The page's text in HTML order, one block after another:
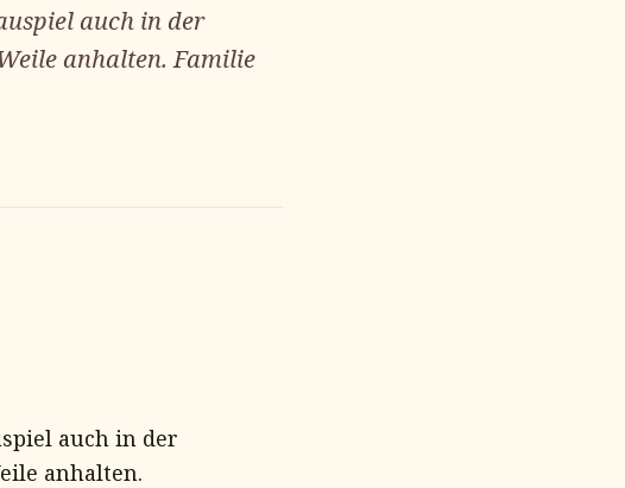
auch in der
anhalten. Familie
auch in der
anhalten.